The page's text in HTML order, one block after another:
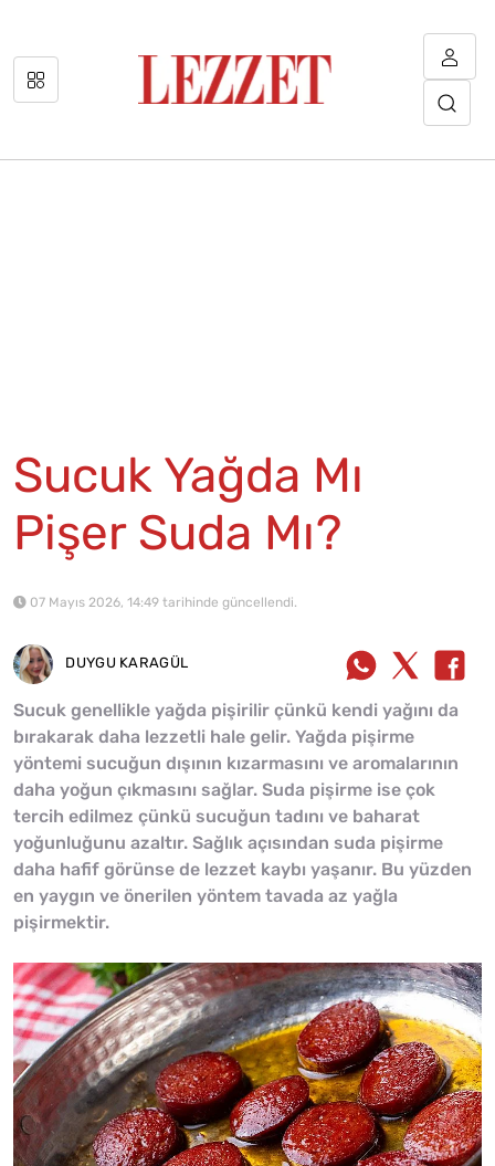
Sucuk Yağda Mı
Pişer Suda Mı?
07 Mayıs 2026, 14:49 tarihinde güncellendi.
DUYGU KARAGÜL
Sucuk genellikle yağda pişirilir çünkü kendi yağını da
bırakarak daha lezzetli hale gelir. Yağda pişirme
yöntemi sucuğun dışının kızarmasını ve aromalarının
daha yoğun çıkmasını sağlar. Suda pişirme ise çok
tercih edilmez çünkü sucuğun tadını ve baharat
yoğunluğunu azaltır. Sağlık açısından suda pişirme
daha hafif görünse de lezzet kaybı yaşanır. Bu yüzden
en yaygın ve önerilen yöntem tavada az yağla
pişirmektir.